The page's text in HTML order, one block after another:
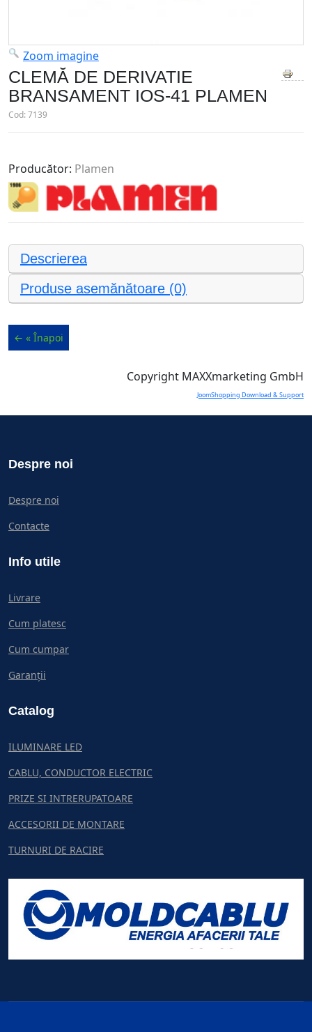
Zoom imagine
CLEMĂ DE DERIVATIE
BRANSAMENT IOS-41 PLAMEN
Cod:7139
Producător: Plamen
Descrierea
Produse asemănătoare (0)
Copyright MAXXmarketing GmbH
JoomShopping Download & Support
Despre noi
Despre noi
Contacte
Info utile
Livrare
Cum platesc
Cum cumpar
Garanții
Catalog
ILUMINARE LED
CABLU, CONDUCTOR ELECTRIC
PRIZE SI INTRERUPATOARE
ACCESORII DE MONTARE
TURNURI DE RACIRE